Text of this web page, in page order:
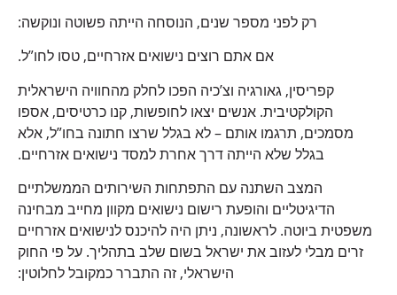
רק לפני מספר שנים, הנוסחה הייתה פשוטה ונוקשה:
אם אתם רוצים נישואים אזרחיים, טסו לחו”ל.
קפריסין, גאורגיה וצ’כיה הפכו לחלק מהחוויה הישראלית
הקולקטיבית. אנשים יצאו לחופשות, קנו כרטיסים, אספו
מסמכים, תרגמו אותם – לא בגלל שרצו חתונה בחו”ל, אלא
בגלל שלא הייתה דרך אחרת למסד נישואים אזרחיים.
המצב השתנה עם התפתחות השירותים הממשלתיים
הדיגיטליים והופעת רישום נישואים מקוון מחייב מבחינה
משפטית ביוטה. לראשונה, ניתן היה להיכנס לנישואים אזרחיים
זרים מבלי לעזוב את ישראל בשום שלב בתהליך. על פי החוק
הישראלי, זה התברר כמקובל לחלוטין: